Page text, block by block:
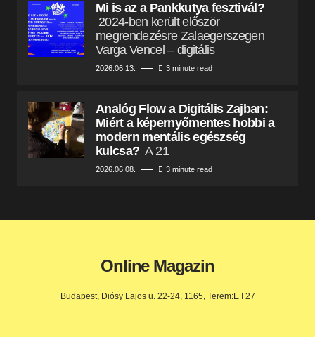
Mi is az a Pankkutya fesztivál?
2024-ben került először
megrendezésre Zalaegerszegen
Varga Vencel – digitális
2026.06.13. 3 minute read
Analóg Flow a Digitális Zajban:
Miért a képernyőmentes hobbi a
modern mentális egészség
kulcsa? A 21
2026.06.08. 3 minute read
Online Magazin
Budapest, Diósy Lajos u. 22-24, 1165, Terem:E I 27